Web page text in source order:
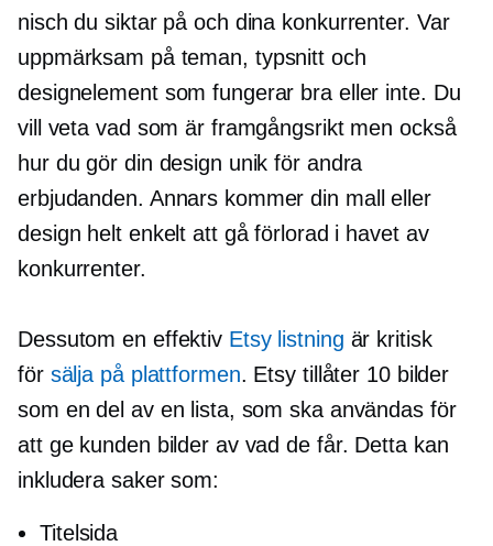
nisch du siktar på och dina konkurrenter. Var
uppmärksam på teman, typsnitt och
designelement som fungerar bra eller inte. Du
vill veta vad som är framgångsrikt men också
hur du gör din design unik för andra
erbjudanden. Annars kommer din mall eller
design helt enkelt att gå förlorad i havet av
konkurrenter.
Dessutom en effektiv Etsy listning är kritisk
för sälja på plattformen. Etsy tillåter 10 bilder
som en del av en lista, som ska användas för
att ge kunden bilder av vad de får. Detta kan
inkludera saker som:
Titelsida